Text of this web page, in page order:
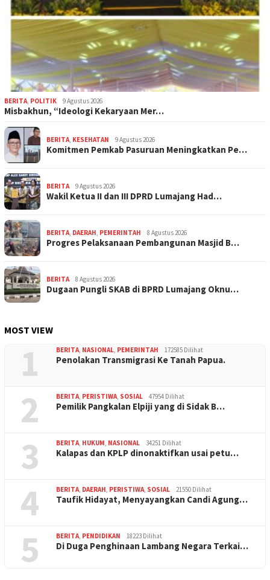
BERITA, POLITIK 9 Agustus 2026
Misbakhun, “Ideologi Kekaryaan Mer…
BERITA, KESEHATAN 9 Agustus 2026
Komitmen Pemkab Pasuruan Meningkatkan Pe…
BERITA 9 Agustus 2026
Wakil Ketua II dan III DPRD Lumajang Had…
BERITA, DAERAH, PEMERINTAH 8 Agustus 2026
Progres Pelaksanaan Pembangunan Masjid B…
BERITA 8 Agustus 2026
Dugaan Pungli SKAB di BPRD Lumajang Oknu…
MOST VIEW
1 BERITA, NASIONAL, PEMERINTAH 172585 Dilihat
Penolakan Transmigrasi Ke Tanah Papua.
2 BERITA, PERISTIWA, SOSIAL 47954 Dilihat
Pemilik Pangkalan Elpiji yang di Sidak B…
3 BERITA, HUKUM, NASIONAL 34251 Dilihat
Kalapas dan KPLP dinonaktifkan usai petu…
4 BERITA, DAERAH, PERISTIWA, SOSIAL 21550 Dilihat
Taufik Hidayat, Menyayangkan Candi Agung…
5 BERITA, PENDIDIKAN 18223 Dilihat
Di Duga Penghinaan Lambang Negara Terkai…